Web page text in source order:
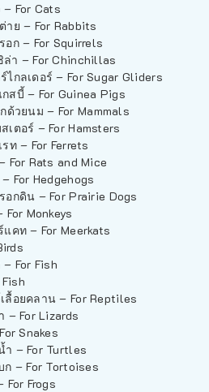
For Cats
าย – For Rabbits
อก – For Squirrels
า – For Chinchillas
ไกลเดอร์ – For Sugar Gliders
สบี้ – For Guinea Pigs
ด้วยนม – For Mammals
เตอร์ – For Hamsters
ท – For Ferrets
For Rats and Mice
For Hedgehogs
อกดิน – For Prairie Dogs
Monkeys
แคท – For Meerkats
For Fish
ลื้อยคลาน – For Reptiles
– For Lizards
Snakes
ำ – For Turtles
ก – For Tortoises
For Frogs